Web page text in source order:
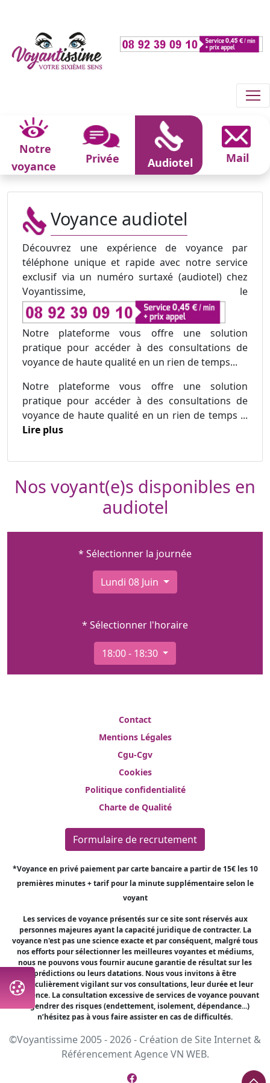
Notre
voyance
Privée Audiotel Mail
Voyance audiotel
Découvrez une expérience de voyance par
téléphone unique et rapide avec notre service
exclusif via un numéro surtaxé (audiotel) chez
Voyantissime, le
Notre plateforme vous offre une solution
pratique pour accéder à des consultations de
voyance de haute qualité en un rien de temps...
Notre plateforme vous offre une solution
pratique pour accéder à des consultations de
voyance de haute qualité en un rien de temps ...
Lire plus
Nos voyant(e)s disponibles en
audiotel
* Sélectionner la journée
Lundi 08 Juin
* Sélectionner l'horaire
18:00 - 18:30
Contact
Mentions Légales
Cgu-Cgv
Cookies
Politique confidentialité
Charte de Qualité
Formulaire de recrutement
*Voyance en privé paiement par carte bancaire a partir de 15€ les 10
premières minutes + tarif pour la minute supplémentaire selon le
voyant
Les services de voyance présentés sur ce site sont réservés aux
personnes majeures ayant la capacité juridique de contracter. La
voyance n'est pas une science exacte et par conséquent, malgré tous
nos efforts pour sélectionner les meilleures voyantes et médiums,
nous ne pouvons vous fournir aucune garantie de résultat sur les
prédictions ou leurs datations. Nous vous invitons à être
particulièrement vigilant sur vos consultations, leur durée et leur
fréquence. La consultation excessive de services de voyance pouvant
engendrer des risques (endettement, isolement, dépendance...)
n’hésitez pas à vous faire assister en cas de difficultés.
©Voyantissime 2005 - 2026 - Création de Site Internet &
RéférencementAgence VN WEB.